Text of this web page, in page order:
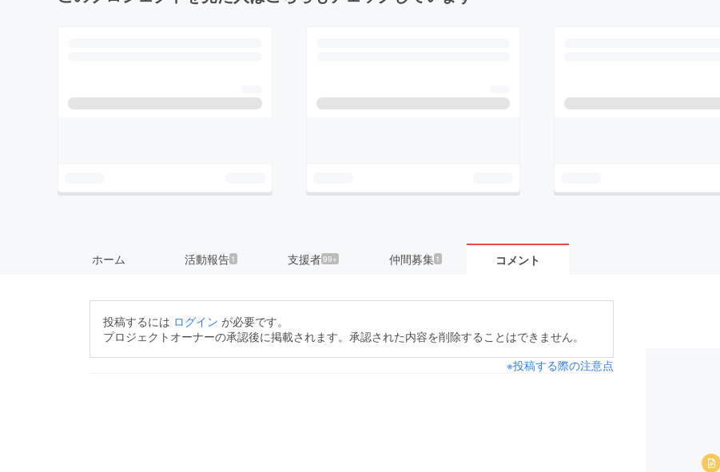
ホーム 活動報告 1 支援者99+ 仲間募集 1 コメント
投稿するには ログイン が必要です。
プロジェクトオーナーの承認後に掲載されます。承認された内容を削除することはできません。
※投稿する際の注意点